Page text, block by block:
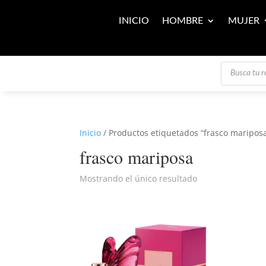
INICIO HOMBRE MUJER
Búsqueda
productos
Inicio / Productos etiquetados “frasco
frasco mariposa
Mostrando el único resultado